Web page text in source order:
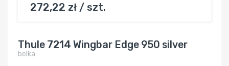
272,22 zł / szt.
Thule 7214 Wingbar Edge 950 silver
belka